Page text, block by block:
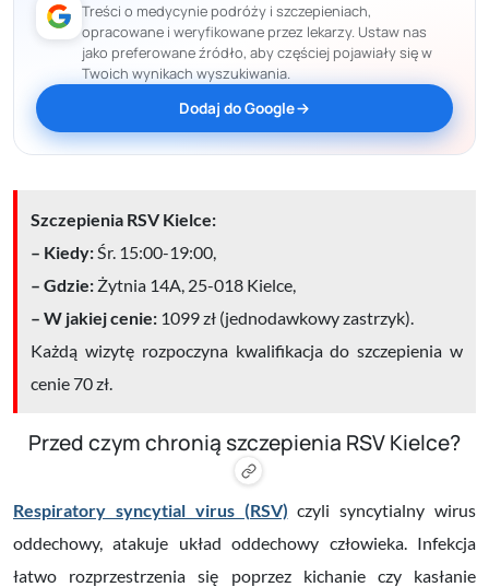
Treści o medycynie podróży i szczepieniach,
opracowane i weryfikowane przez lekarzy. Ustaw nas
jako preferowane źródło, aby częściej pojawiały się w
Twoich wynikach wyszukiwania.
Dodaj do Google
Szczepienia RSV Kielce:
– Kiedy:Śr. 15:00-19:00,
– Gdzie: Żytnia 14A, 25-018 Kielce,
– W jakiej cenie: 1099 zł (jednodawkowy zastrzyk).
Każdą wizytę rozpoczyna kwalifikacja do szczepienia w
cenie70 zł.
Przed czym chronią szczepienia RSV Kielce?
Respiratory syncytial virus (RSV) czyli syncytialny wirus
oddechowy, atakuje układ oddechowy człowieka. Infekcja
łatwo rozprzestrzenia się poprzez kichanie czy kasłanie